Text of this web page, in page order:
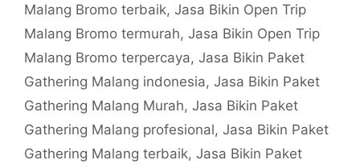
Malang Bromo terbaik, Jasa Bikin Open Trip
Malang Bromo termurah, Jasa Bikin Open Trip
Malang Bromo terpercaya, Jasa Bikin Paket
Gathering Malang indonesia, Jasa Bikin Paket
Gathering Malang Murah, Jasa Bikin Paket
Gathering Malang profesional, Jasa Bikin Paket
Gathering Malang terbaik, Jasa Bikin Paket